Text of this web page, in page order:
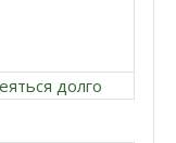
долго